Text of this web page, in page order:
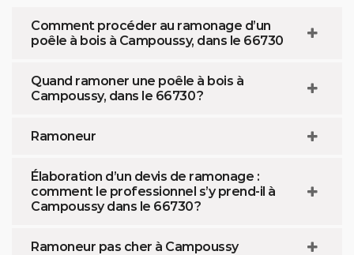
Comment procéder au ramonage d’un
poêle à bois à Campoussy, dans le 66730
Quand ramoner une poêle à bois à
Campoussy, dans le 66730 ?
Ramoneur
Élaboration d’un devis de ramonage :
comment le professionnel s’y prend-il à
Campoussy dans le 66730 ?
Ramoneur pas cher à Campoussy